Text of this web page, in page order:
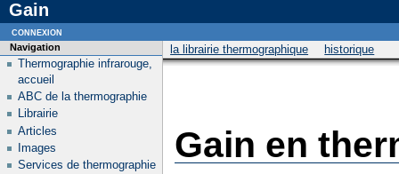
Gain
la librairie thermographique historique
Gain en
Navigation
Thermographie infrarouge,
accueil
ABC de la thermographie
Librairie
Articles
Images
Services de thermographie
connexion